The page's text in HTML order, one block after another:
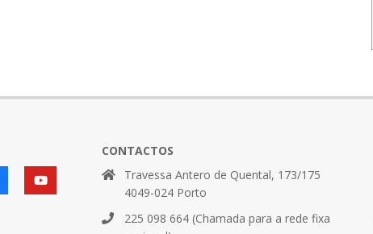
CONTACTOS
Travessa Antero de Quental, 173/175
4049-024 Porto
225 098 664 (Chamada para a rede fixa